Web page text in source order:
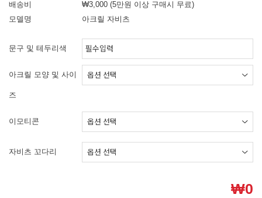
배송비
₩3,000 (5만원 이상 구매시 무료)
모델명
아크릴 자비츠
문구 및 테두리색
아크릴 모양 및 사이
즈
이모티콘
자비츠 꼬다리
₩0